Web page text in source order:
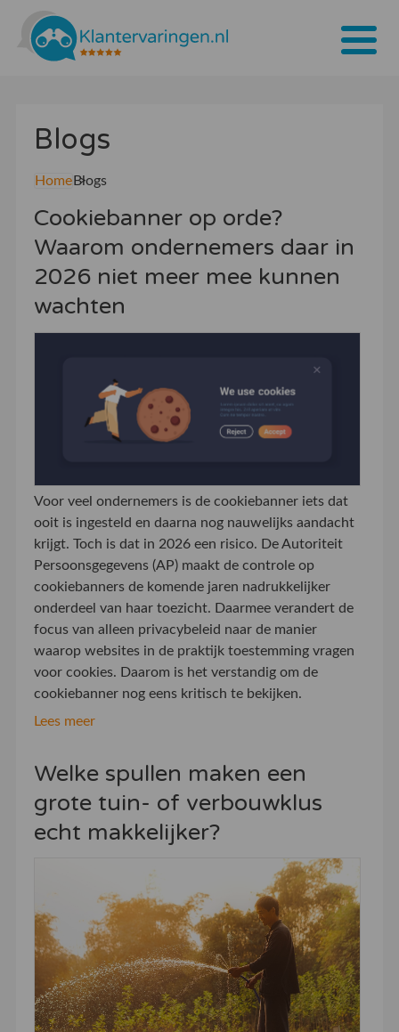
Tarieven
Bedrijven
Over ons
Blogs
Blogs
Home Blogs
Cookiebanner op orde?
Waarom ondernemers daar in
2026 niet meer mee kunnen
wachten
Voor veel ondernemers is de cookiebanner iets dat
ooit is ingesteld en daarna nog nauwelijks aandacht
krijgt. Toch is dat in 2026 een risico. De Autoriteit
Persoonsgegevens (AP) maakt de controle op
cookiebanners de komende jaren nadrukkelijker
onderdeel van haar toezicht. Daarmee verandert de
focus van alleen privacybeleid naar de manier
waarop websites in de praktijk toestemming vragen
voor cookies. Daarom is het verstandig om de
cookiebanner nog eens kritisch te bekijken.
Lees meer
Welke spullen maken een
grote tuin- of verbouwklus
echt makkelijker?